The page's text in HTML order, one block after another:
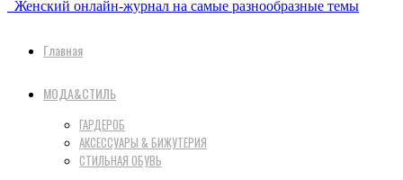
Женский онлайн-журнал на самые разнообразные темы
Главная
МОДА&СТИЛЬ
ГАРДЕРОБ
АКСЕССУАРЫ & БИЖУТЕРИЯ
СТИЛЬНАЯ ОБУВЬ